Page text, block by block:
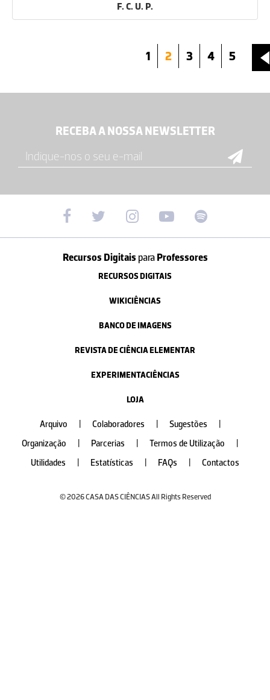
F. C. U. P.
1 2 3 4 5
RECEBA A NOSSA NEWSLETTER
Recursos Digitais paraProfessores
RECURSOS DIGITAIS
WIKICIÊNCIAS
BANCO DE IMAGENS
REVISTA DE CIÊNCIA ELEMENTAR
EXPERIMENTACIÊNCIAS
LOJA
Arquivo Colaboradores Sugestões
Organização
Parcerias Termos de Utilização
Utilidades
Estatísticas FAQs Contactos
© 2026 CASA DAS CIÊNCIAS All Rights Reserved